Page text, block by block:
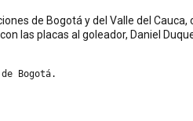
de Bogotá y del Valle del
las placas al goleador, Daniel
Bogotá.